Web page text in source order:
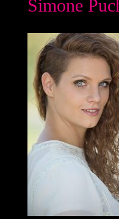
Simone